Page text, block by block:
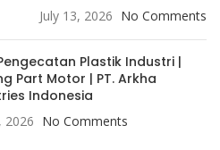
July 13, 2026 No Comments
Plastik Industri |
Part Motor | PT. Arkha
Indonesia
2026 No Comments